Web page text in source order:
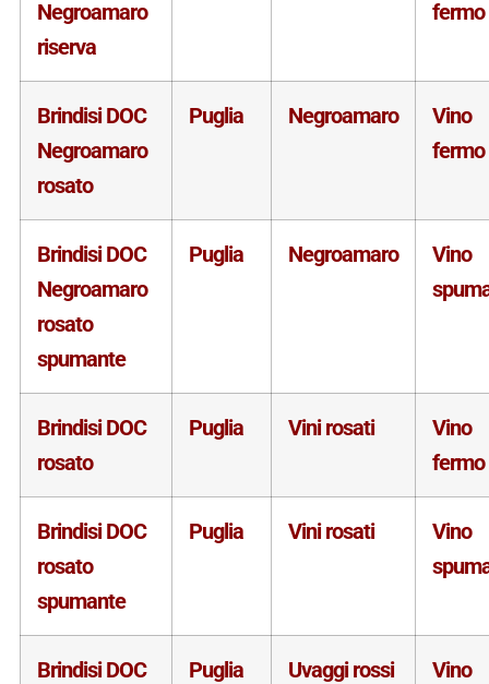
Negroamaro
riserva
fermo
Brindisi DOC
Negroamaro
rosato
Puglia Negroamaro
Vino
fermo
Brindisi DOC
Negroamaro
rosato
spumante
Puglia Negroamaro
Vino
Brindisi DOC
rosato
Puglia Vini rosati
Vino
fermo
Brindisi DOC
rosato
spumante
Puglia Vini rosati
Vino
Brindisi DOC
Puglia Uvaggi rossi
Vino